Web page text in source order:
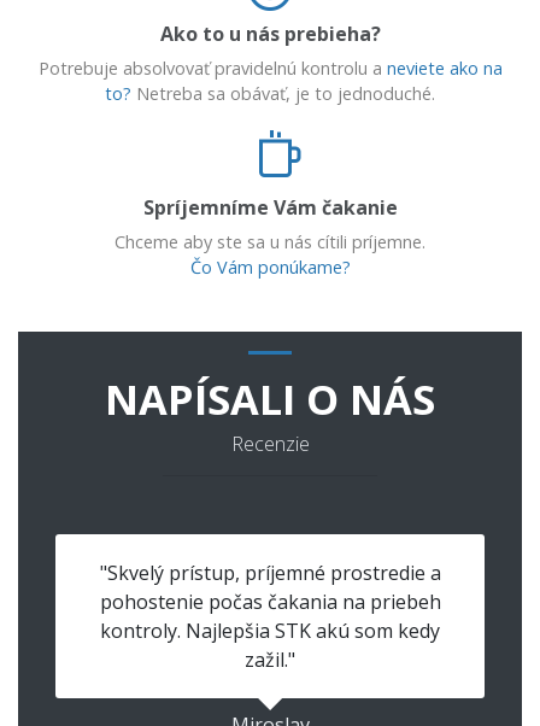
Ako to u nás prebieha?
Potrebuje absolvovať pravidelnú kontrolu a neviete ako na
to? Netreba sa obávať, je to jednoduché.
Spríjemníme Vám čakanie
Chceme aby ste sa u nás cítili príjemne.
Čo Vám ponúkame?
NAPÍSALI O NÁS
Recenzie
"Skvelý prístup, príjemné prostredie a
pohostenie počas čakania na priebeh
kontroly. Najlepšia STK akú som kedy
zažil."